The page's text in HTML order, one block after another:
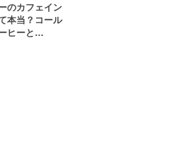
のカフェイン
本当？コール
ヒーと…